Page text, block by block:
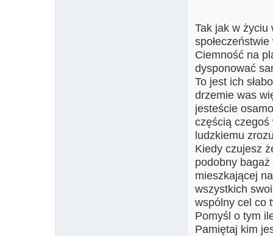
Tak jak w życiu
Ciemność na
dysponować
To jest ich
drzemie was
jesteście
częścią
ludzkiemu
Kiedy czujesz
podobny
mieszkającej
wszystkich
wspólny cel co
Pomyśl o tym
Pamiętaj kim